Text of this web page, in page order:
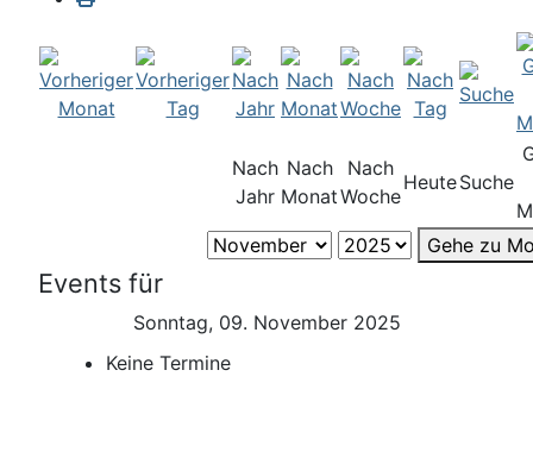
Nach
Jahr
Nach
Monat
Nach
Woche
HeuteSuche
Gehe zu
Events für
Sonntag, 09. November 2025
Keine Termine